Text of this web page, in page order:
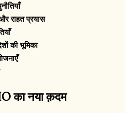
राहत प्रयास
की भूमिका
का नया क़दम